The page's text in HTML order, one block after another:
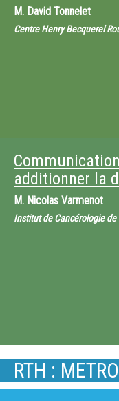
M. David Tonnelet
Centre Henry Becquerel
additionner la
M. Nicolas Varmenot
Institut de Cancérologie de
RTH :